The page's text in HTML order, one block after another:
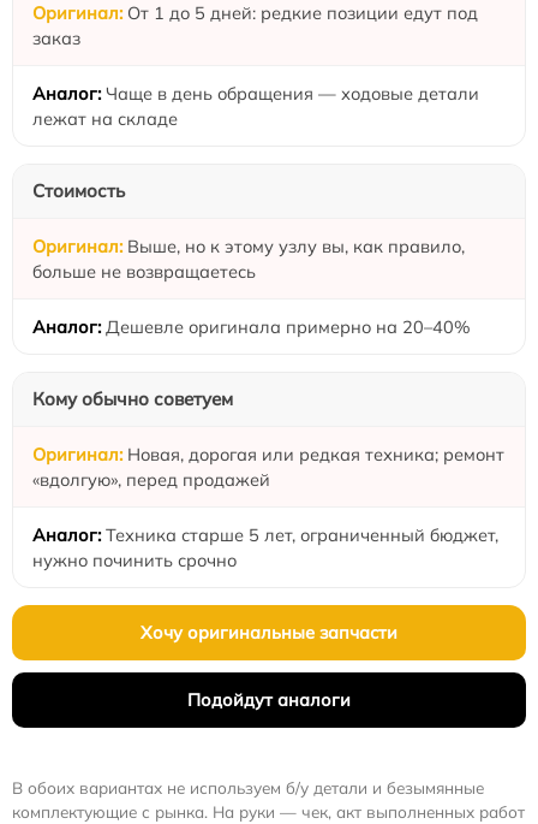
От 1 до 5 дней: редкие позиции едут под
заказ
Чаще в день обращения — ходовые детали
лежат на складе
Стоимость
Выше, но к этому узлу вы, как правило,
больше не возвращаетесь
Дешевле оригинала примерно на 20–40%
Кому обычно советуем
Новая, дорогая или редкая техника; ремонт
«вдолгую», перед продажей
Техника старше 5 лет, ограниченный бюджет,
нужно починить срочно
Хочу оригинальные запчасти
Подойдут аналоги
В обоих вариантах не используем б/у детали и безымянные
комплектующие с рынка. На руки — чек, акт выполненных работ